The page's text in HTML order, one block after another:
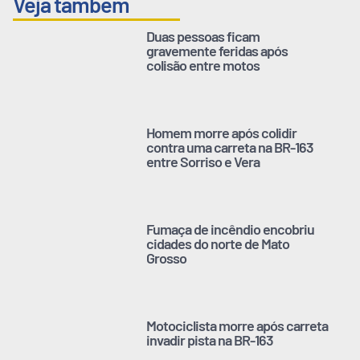
Duas pessoas ficam
gravemente feridas após
colisão entre motos
Homem morre após colidir
contra uma carreta na BR-163
entre Sorriso e Vera
Fumaça de incêndio encobriu
cidades do norte de Mato
Grosso
Motociclista morre após carreta
invadir pista na BR-163